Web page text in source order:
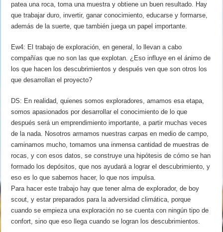
patea una roca, toma una muestra y obtiene un buen resultado. Hay
que trabajar duro, invertir, ganar conocimiento, educarse y formarse,
además de la suerte, que también juega un papel importante.
Ew4: El trabajo de exploración, en general, lo llevan a cabo
compañías que no son las que explotan. ¿Eso influye en el ánimo de
los que hacen los descubrimientos y después ven que son otros los
que desarrollan el proyecto?
DS: En realidad, quienes somos exploradores, amamos esa etapa,
somos apasionados por desarrollar el conocimiento de lo que
después será un emprendimiento importante, a partir muchas veces
de la nada. Nosotros armamos nuestras carpas en medio de campo,
caminamos mucho, tomamos una inmensa cantidad de muestras de
rocas, y con esos datos, se construye una hipótesis de cómo se han
formado los depósitos, que nos ayudará a lograr el descubrimiento, y
eso es lo que sabemos hacer, lo que nos impulsa.
Para hacer este trabajo hay que tener alma de explorador, de boy
scout, y estar preparados para la adversidad climática, porque
cuando se empieza una exploración no se cuenta con ningún tipo de
confort, sino que eso llega cuando se logran los descubrimientos.